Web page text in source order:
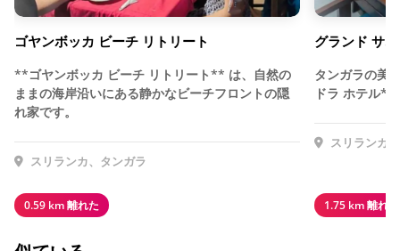
ゴヤンボッカ ビーチ リトリート
**ゴヤンボッカ ビーチ リトリート** は、自然の
ままの海岸沿いにある静かなビーチフロントの隠
れ家です。
スリランカ、タンガラ
0.59 km 離れた
グランド サ
タンガラの美
ドラ ホテル**
スリランカ
1.75 km 離れた